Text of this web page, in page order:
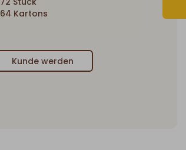
64 Kartons
Kunde werden